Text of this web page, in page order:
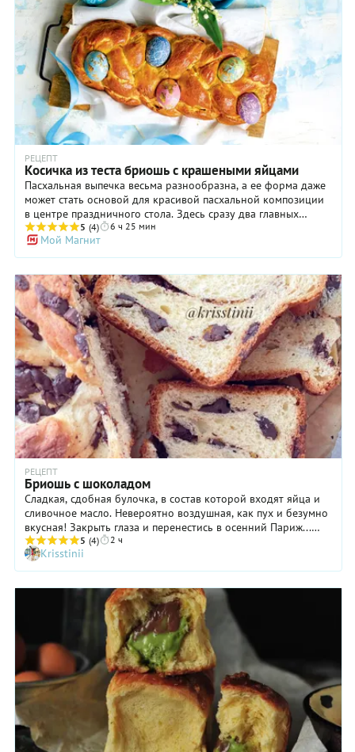
РЕЦЕПТ
Косичка из теста бриошь с крашеными яйцами
Пасхальная выпечка весьма разнообразна, а ее форма даже
может стать основой для красивой пасхальной композиции
в центре праздничного стола. Здесь сразу два главных
символа праздника - оригинальная форма и пасхальные
яйца. В этом рецепте для косички готовят тесто бриош -
один из самых восхитительных видов сдобного теста.
5 (4) 6 ч 25 мин
Мой Магнит
РЕЦЕПТ
Бриошь с шоколадом
Сладкая, сдобная булочка, в состав которой входят яйца и
сливочное масло. Невероятно воздушная, как пух и безумно
вкусная! Закрыть глаза и перенестись в осенний Париж...
Отлично подходит для завтрака и не только! Сегодня я
решила приготовить вот в такой форме!
5 (4) 2 ч
Krisstinii